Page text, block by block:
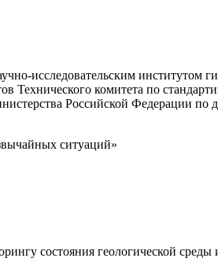
исследовательским институтом
Технического комитета по
Российской Федерации по
ситуаций»
состояния геологической